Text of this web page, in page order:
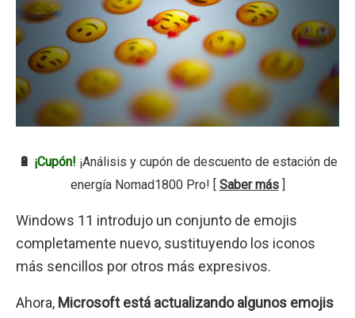
🔋 ¡Cupón! ¡Análisis y cupón de descuento de estación de
energía Nomad1800 Pro! [ Saber más]
Windows 11 introdujo un conjunto de emojis
completamente nuevo, sustituyendo los iconos
más sencillos por otros más expresivos.
Ahora, Microsoft está actualizando algunos emojis